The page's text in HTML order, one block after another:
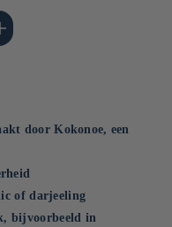
voor Default
door Kokonoe, een
of darjeeling
bijvoorbeeld in